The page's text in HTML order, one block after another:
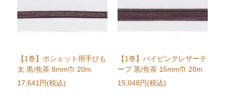
【1巻】ポシェット用手ひも
太 黒/焦茶 8mm巾 20m
17,641円(税込)
【1巻】パイピングレザーテ
ープ 黒/焦茶 15mm巾 20m
15,048円(税込)